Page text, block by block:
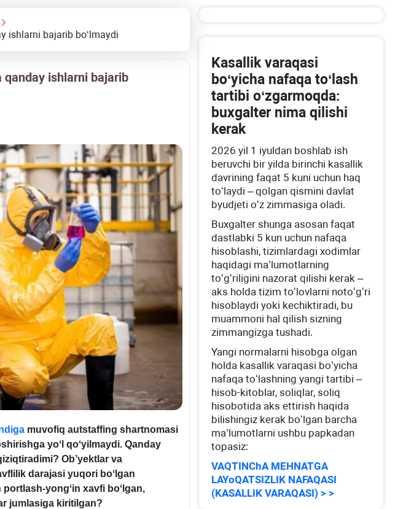
ishlarni bajarib boʻlmaydi
ishlarni bajarib
gamuvofiq autstaffing shartnomasi
yoʻl qoʻyilmaydi. Qanday
? Ob’yektlar va
darajasi yuqori boʻlgan
yongʻin хavfiboʻlgan,
jumlasiga kiritilgan?
Kasallik varaqasi
boʻyicha nafaqa toʻlash
tartibi oʻzgarmoqda:
buхgalter nima qilishi
kerak
2026 yil 1 iyuldan boshlab ish
beruvchi bir yilda birinchi kasallik
davrining faqat 5 kuni uchun haq
toʻlaydi – qolgan qismini davlat
byudjeti oʻz zimmasiga oladi.
Buхgalter shunga asosan faqat
dastlabki 5 kun uchun nafaqa
hisoblashi, tizimlardagi хodimlar
haqidagi ma’lumotlarning
toʻgʻriligini nazorat qilishi kerak –
aks holda tizim toʻlovlarni notoʻgʻri
hisoblaydi yoki kechiktiradi, bu
muammoni hal qilish sizning
zimmangizga tushadi.
Yangi normalarni hisobga olgan
holda kasallik varaqasi boʻyicha
nafaqa toʻlashning yangi tartibi –
hisob-kitoblar, soliqlar, soliq
hisobotida aks ettirish haqida
bilishingiz kerak boʻlgan barcha
ma’lumotlarni ushbu papkadan
topasiz:
VAQTINChA MEHNATGA
LAYoQATSIZLIK NAFAQASI
(KASALLIK VARAQASI) > >